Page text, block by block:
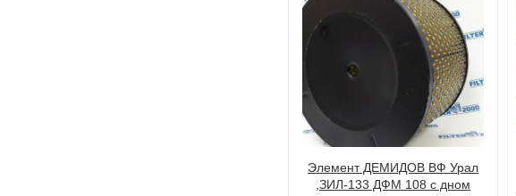
Элемент ДЕМИДОВ ВФ Урал
,ЗИЛ-133 ДФМ 108 с дном